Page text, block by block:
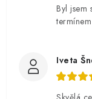
Byl jsem
Iveta